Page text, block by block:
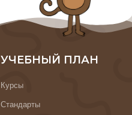
УЧЕБНЫЙ ПЛАН
Курсы
Стандарты